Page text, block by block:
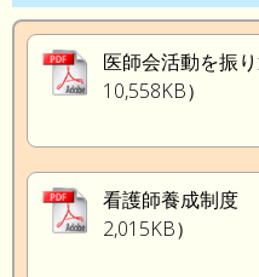
医師会活動を振
10,558KB）
看護師養成
2,015KB）